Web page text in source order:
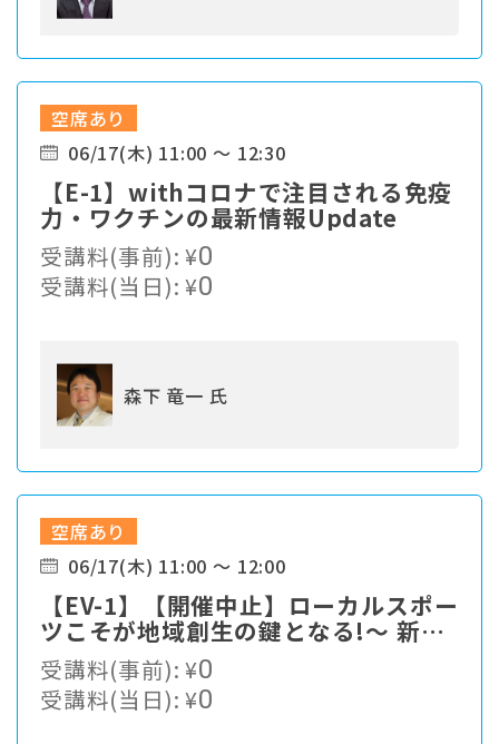
空席あり
06/17(木) 11:00 ～ 12:30
【E-1】withコロナで注目される免疫
力・ワクチンの最新情報Update
受講料(事前):¥0
受講料(当日):¥0
森下 竜一 氏
空席あり
06/17(木) 11:00 ～ 12:00
【EV-1】【開催中止】ローカルスポー
ツこそが地域創生の鍵となる!〜 新た
なスポーツソリューションの提案
受講料(事前):¥0
受講料(当日):¥0